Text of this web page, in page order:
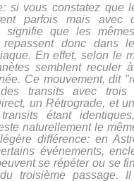
vous constatez que
parfois mais avec
signifie que les
repassent donc dans
En effet, selon le
semblent reculer
Ce mouvement, dit
transits avec trois
un Rétrograde, et
étant
naturellement le
différence: en
événements,
se répéter ou se
troisième passage.